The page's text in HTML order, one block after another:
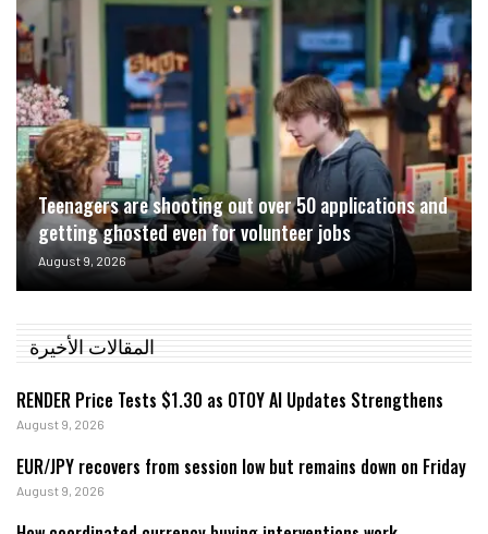
Teenagers are shooting out over 50 applications and
getting ghosted even for volunteer jobs
August 9, 2026
المقالات الأخيرة
RENDER Price Tests $1.30 as OTOY AI Updates Strengthens
August 9, 2026
EUR/JPY recovers from session low but remains down on Friday
August 9, 2026